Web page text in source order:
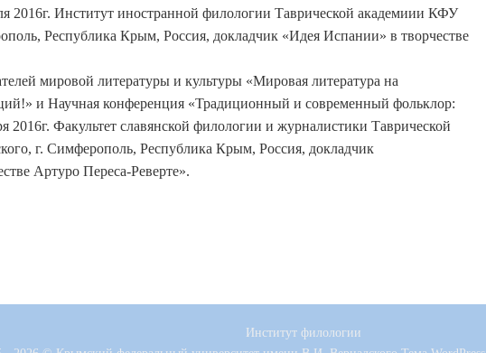
2016г. Институт иностранной филологии Таврической академиии КФУ
Республика Крым, Россия, докладчик «Идея Испании» в творчестве
мировой литературы и культуры «Мировая литература на
и Научная конференция «Традиционный и современный фольклор:
2016г. Факультет славянской филологии и журналистики Таврической
г. Симферополь, Республика Крым, Россия, докладчик
Артуро Переса-Реверте».
Институт филологии